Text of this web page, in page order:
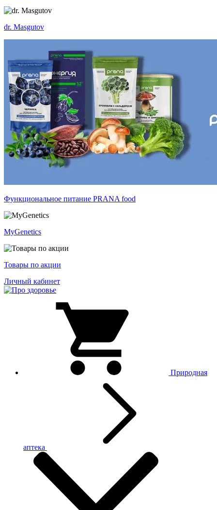
dr. Masgutov
Функциональное питание PRANA food
MyGenetics
Товары по акции
Личный кабинет
Природная
аптека